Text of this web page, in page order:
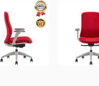
Từ 3 – 5 ngày
Phú, phường An
– 18h30 (các